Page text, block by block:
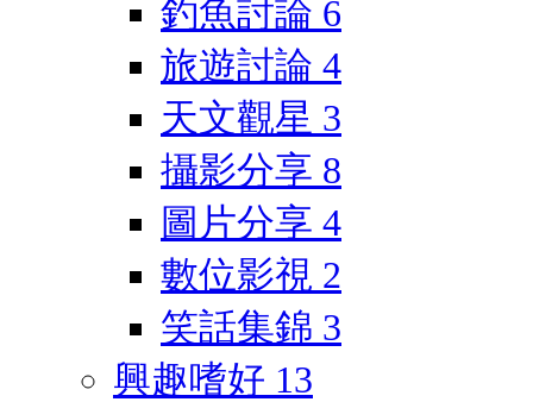
釣魚討論 6
旅遊討論 4
天文觀星 3
攝影分享 8
圖片分享 4
數位影視 2
笑話集錦 3
興趣嗜好 13